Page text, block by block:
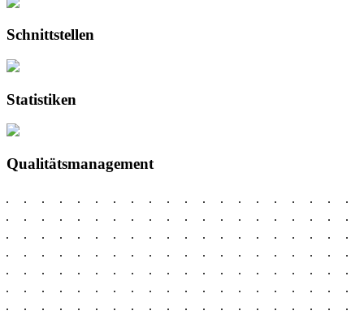
Schnittstellen
Statistiken
Qualitätsmanagement